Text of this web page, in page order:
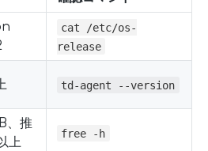
cat /etc/os-
release
td-agent --version
、推
上
free -h